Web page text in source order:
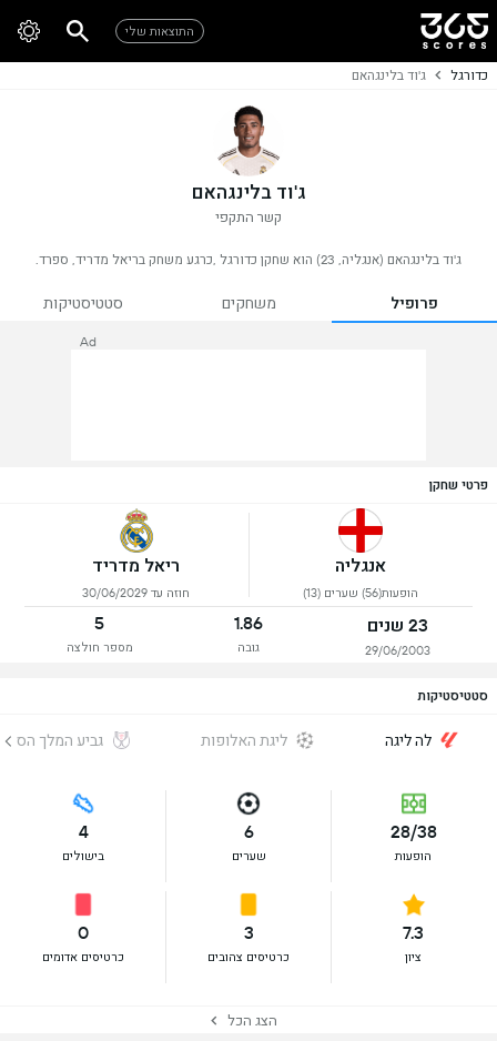
התוצאות שלי
כדורגל ג'וד בלינגהאם
ג'וד בלינגהאם
קשר התקפי
ג'וד בלינגהאם (אנגליה, 23) הוא שחקן כדורגל ,כרגע משחק בריאל מדריד, ספרד.
פרופיל משחקים סטטיסטיקות
Ad
פרטי שחקן
אנגליה
הופעות(56) שערים (13)
ריאל מדריד
חוזה עד 30/06/2029
23 שנים
29/06/2003
1.86
גובה
5
מספר חולצה
סטטיסטיקות
לה ליגה ליגת האלופות גביע המלך
28/38
הופעות
6
שערים
4
בישולים
7.3
ציון
3
כרטיסים צהובים
0
כרטיסים אדומים
הצג הכל